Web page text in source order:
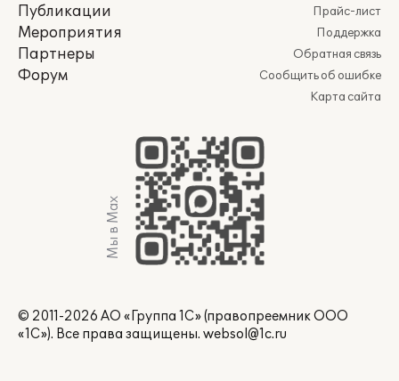
Публикации
Мероприятия
Партнеры
Форум
Прайс-лист
Поддержка
Обратная связь
Сообщить об ошибке
Карта сайта
Мы в Max
© 2011-2026 АО «Группа 1С» (правопреемник ООО
«1С»). Все права защищены. websol@1c.ru